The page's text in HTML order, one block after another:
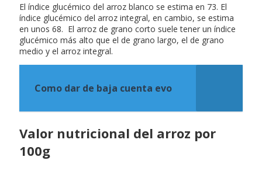
El índice glucémico del arroz blanco se estima en 73. El
índice glucémico del arroz integral, en cambio, se estima
en unos 68. El arroz de grano corto suele tener un índice
glucémico más alto que el de grano largo, el de grano
medio y el arroz integral.
Como dar de baja cuenta evo
Valor nutricional del arroz por
100g